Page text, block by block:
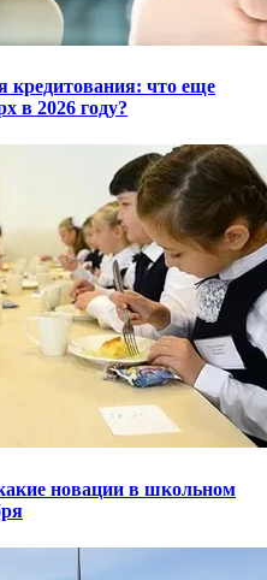
кредитования: что еще
в 2026 году?
новации в школьном